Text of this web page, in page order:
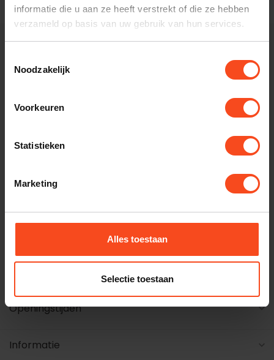
informatie die u aan ze heeft verstrekt of die ze hebben
verzameld op basis van uw gebruik van hun services.
Noodzakelijk
Voorkeuren
Statistieken
Marketing
Alles toestaan
Selectie toestaan
Kom het geluid
ervaren in onze
winkel
Maak een luisterafspraak
+31 26 4453541
Openingstijden
Informatie